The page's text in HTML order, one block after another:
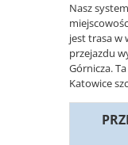
Nasz
jest trasa w
przejazdu
Górnicza.
Katowice